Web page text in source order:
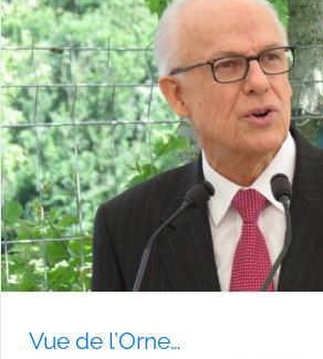
Vue de l’Orne…